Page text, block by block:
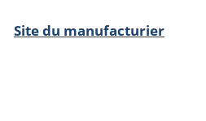
Site du manufacturier